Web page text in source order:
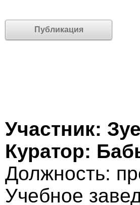
Публикация
Участник:
Куратор:
Должность:
Учебное